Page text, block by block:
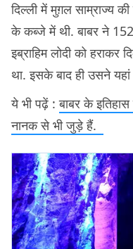
दिल्ली में मुग़ल साम्राज्य
के कब्जे में थी. बाबर ने
इब्राहिम लोदी को
था. इसके बाद ही उसने
ये भी पढ़ें :बाबर के
नानक से भी जुड़े हैं.